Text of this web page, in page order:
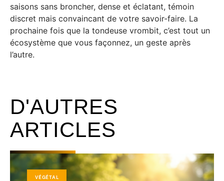
saisons sans broncher, dense et éclatant, témoin
discret mais convaincant de votre savoir-faire. La
prochaine fois que la tondeuse vrombit, c’est tout un
écosystème que vous façonnez, un geste après
l’autre.
D'AUTRES
ARTICLES
VÉGÉTAL